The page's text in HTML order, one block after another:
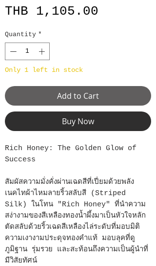
THB 1,105.00
Quantity *
Only 1 left in stock
Add to Cart
Buy Now
Rich Honey: The Golden Glow of
Success
สัมผัสความมั่งคั่งผ่านเฉดสีที่เปี่ยมด้วยพลัง
เนคไทผ้าไหมลายริ้วสลับสี (Striped
Silk) ในโทน "Rich Honey" ที่นำความ
สง่างามของสีเหลืองทองน้ำผึ้งมาเป็นหัวใจหลัก
ตัดสลับด้วยริ้วเฉดสีเหลืองไล่ระดับที่มอบมิติ
ความเงางามประดุจทองคำแท้ มอบลุคที่ดู
ภูมิฐาน รุ่มรวย และสะท้อนถึงความเป็นผู้นำที่
มีวิสัยทัศน์